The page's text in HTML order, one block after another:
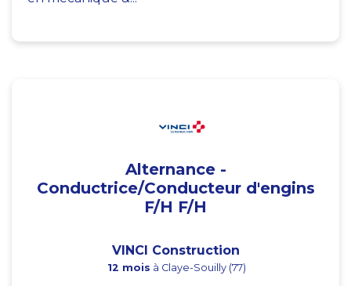
Alternance -
Conductrice/Conducteur d'engins
F/H F/H
VINCI Construction
12 mois à Claye-Souilly (77)